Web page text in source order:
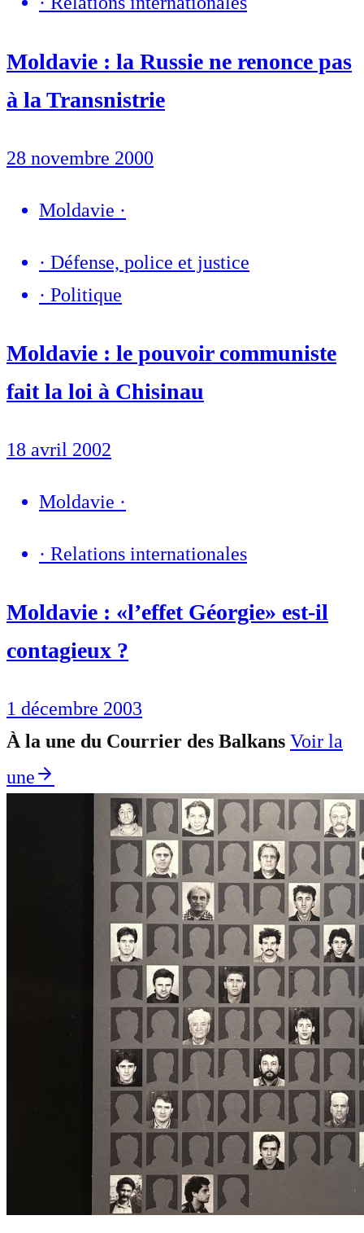
Moldavie : la Russie ne renonce pas
à la Transnistrie
28 novembre 2000
Moldavie ·
· Défense, police et justice
· Politique
Moldavie : le pouvoir communiste
fait la loi à Chisinau
18 avril 2002
Moldavie ·
· Relations internationales
Moldavie : «l’effet Géorgie» est-il
contagieux ?
1 décembre 2003
À la une du Courrier des Balkans Voir la
une